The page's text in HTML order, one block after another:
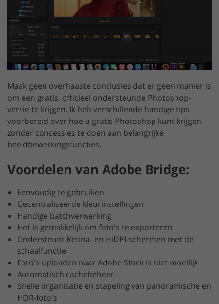
Maak geen overhaaste conclusies dat er geen manier is
om een gratis, officieel ondersteunde Photoshop-
versie te krijgen. Ik heb verschillende handige tips
voorbereid over hoe u gratis Photoshop kunt krijgen
zonder concessies te doen aan belangrijke
beeldbewerkingsfuncties.
Voordelen van Adobe Bridge:
Eenvoudig te gebruiken
Gecentraliseerde kleurinstellingen
Handige batchverwerking
Het is gemakkelijk om foto's te exporteren
Ondersteunt Retina- en HiDPI-schermen met de
schaalfunctie
Foto's uploaden naar Adobe Stock is niet moeilijk
Automatisch cachebeheer
Snelle organisatie en stapeling van panoramische en
HDR-foto's